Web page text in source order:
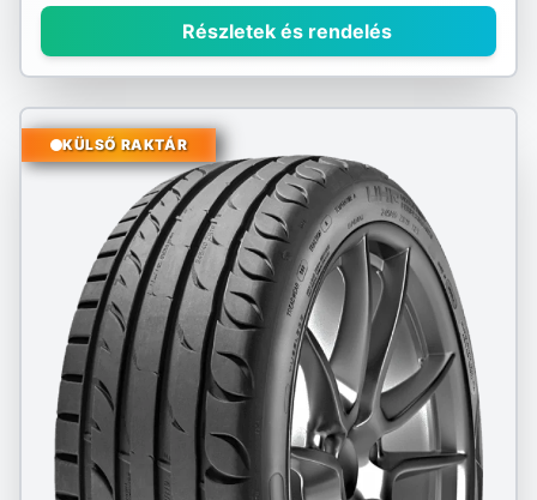
Részletek és rendelés
KÜLSŐ RAKTÁR